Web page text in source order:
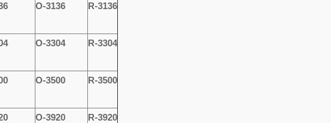
O-3136 R-3136
O-3304 R-3304
O-3500 R-3500
O-3920 R-3920